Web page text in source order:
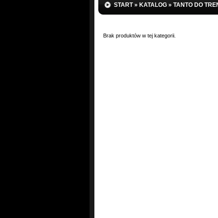
START» KATALOG» TANTO DO
Brak produktów w tej kategorii.